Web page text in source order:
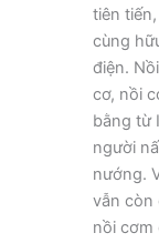
tiên
cùng
điện.
cơ, nồi
bằng từ
người
nướng.
vẫn còn
nồi cơm